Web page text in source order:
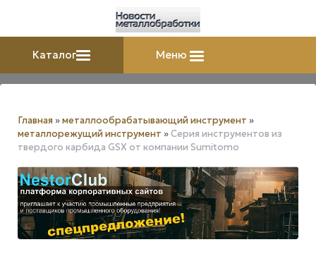
Каталог Меню
Главная »металлообрабатывающий инструмент »
металлорежущий инструмент »Серия инструментов из
твердого карбида GSX от компании Sumitomo